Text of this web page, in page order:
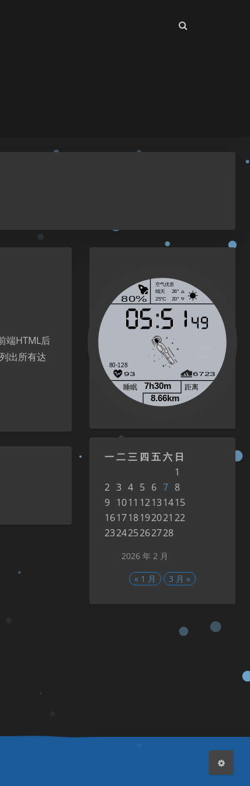
Serif
2026 年 2 月
一二三 四 五 六 日
1
2 3 4 5 6 7 8
9 1011 12131415
161718192021 22
232425262728
« 1 月 3 月 »
端HTML后
出所有达